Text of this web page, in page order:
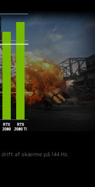
drift af skærme på 144 Hz.